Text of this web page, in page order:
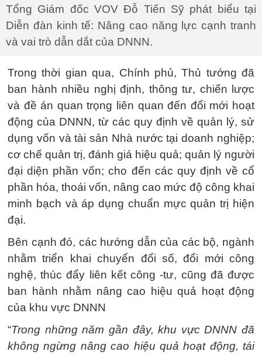
Tổng Giám đốc VOV Đỗ Tiến Sỹ phát biểu tại
Diễn đàn kinh tế: Nâng cao năng lực cạnh tranh
và vai trò dẫn dắt của DNNN.
Trong thời gian qua, Chính phủ, Thủ tướng đã
ban hành nhiều nghị định, thông tư, chiến lược
và đề án quan trọng liên quan đến đổi mới hoạt
động của DNNN, từ các quy định về quản lý, sử
dụng vốn và tài sản Nhà nước tại doanh nghiệp;
cơ chế quản trị, đánh giá hiệu quả; quản lý người
đại diện phần vốn; cho đến các quy định về cổ
phần hóa, thoái vốn, nâng cao mức độ công khai
minh bạch và áp dụng chuẩn mực quản trị hiện
đại.
Bên cạnh đó, các hướng dẫn của các bộ, ngành
nhằm triển khai chuyển đổi số, đổi mới công
nghệ, thúc đẩy liên kết công -tư, cũng đã được
ban hành nhằm nâng cao hiệu quả hoạt động
của khu vực DNNN
“Trong những năm gần đây, khu vực DNNN đã
không ngừng nâng cao hiệu quả hoạt động, tái